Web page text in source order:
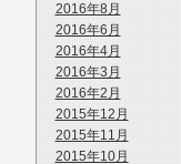
2016年8月
2016年6月
2016年4月
2016年3月
2016年2月
2015年12月
2015年11月
2015年10月